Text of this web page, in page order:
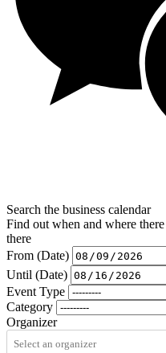
Search the business calendar
Find out when and where
there
From (Date)
Until (Date)
Event Type
Category
Organizer